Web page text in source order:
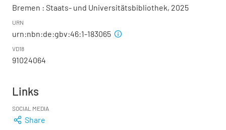
Bremen : Staats- und Universitätsbibliothek, 2025
URN
urn:nbn:de:gbv:46:1-183065
VD18
91024064
Links
SOCIAL MEDIA
Share